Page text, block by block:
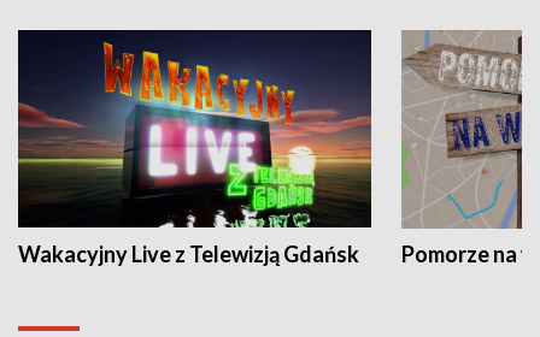
Wakacyjny Live z Telewizją Gdańsk Pomorze na